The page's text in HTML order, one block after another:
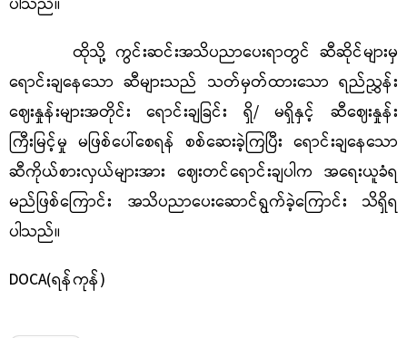
ထိုသို့ ကွင်းဆင်းအသိပညာပေးရာတွင် ဆီဆိုင်များမှ
ရောင်းချနေသော ဆီများသည် သတ်မှတ်ထားသော ရည်ညွှန်း
ဈေးနှုန်းများအတိုင်း ရောင်းချခြင်း ရှိ/ မရှိနှင့် ဆီဈေးနှုန်း
ကြီးမြင့်မှု မဖြစ်ပေါ်စေရန် စစ်ဆေးခဲ့ကြပြီး ရောင်းချနေသော
ဆီကိုယ်စားလှယ်များအား ဈေးတင်ရောင်းချပါက အရေးယူခံရ
မည်ဖြစ်ကြောင်း အသိပညာပေးဆောင်ရွက်ခဲ့ကြောင်း သိရှိရ
ပါသည်။
DOCA(ရန်ကုန်)